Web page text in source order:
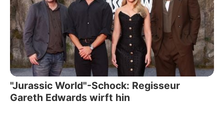
"Jurassic World"-Schock: Regisseur
Gareth Edwards wirft hin